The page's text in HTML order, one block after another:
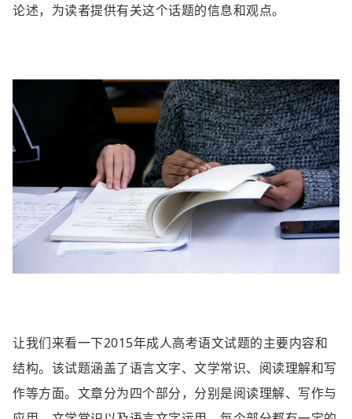
论述，为读者提供有关这个话题的信息和观点。
让我们来看一下2015年成人高考语文试题的主要内容和
结构。该试题涵盖了语言文字、文学常识、阅读理解和写
作等方面。文章分为四个部分，分别是阅读理解、写作与